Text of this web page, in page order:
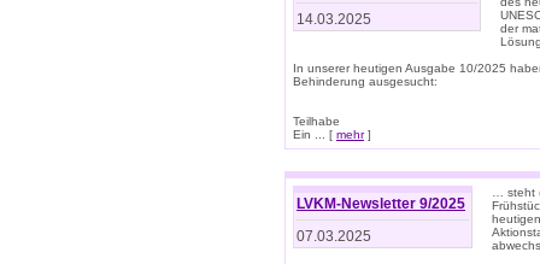
14.03.2025
der
In unserer heutigen Ausgabe 10/2025
Behinderung ausgesucht:
Teilhabe
Ein ... [ mehr]
LVKM-Newsletter 9/2025
07.03.2025
… steht